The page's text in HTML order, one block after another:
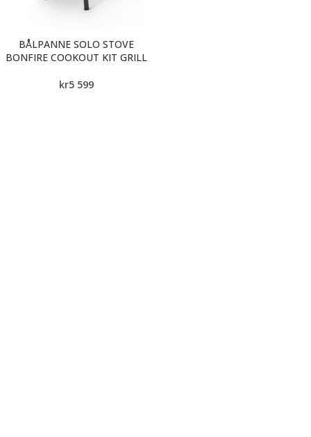
BÅLPANNE SOLO STOVE
BONFIRE COOKOUT KIT GRILL
kr5 599